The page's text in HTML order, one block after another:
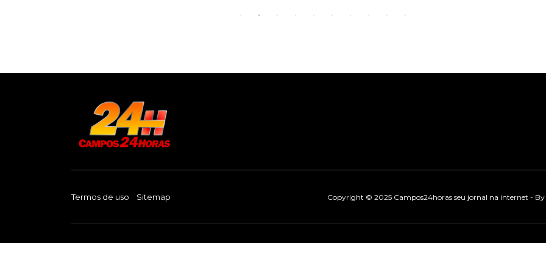
Termos de uso Sitemap Copyright © 2025 Campos24horas seu jornal na internet - By